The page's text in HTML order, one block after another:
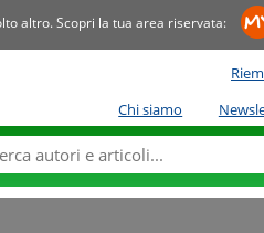
altro. Scopri la tua area riservata:
Chi siamo